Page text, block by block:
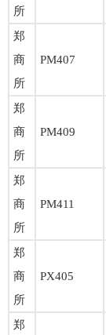
所
郑
商
所
PM407
郑
商
所
PM409
郑
商
所
PM411
郑
商
所
PX405
郑